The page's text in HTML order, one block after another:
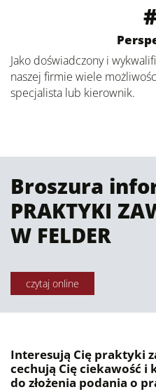
Jako doświadczony i
naszej firmie wiele
specjalista lub kierownik.
Broszura
PRAKTYKI
W FELDER
czytaj online
Interesują Cię praktyki
cechują Cię ciekawość i
do złożenia podania o